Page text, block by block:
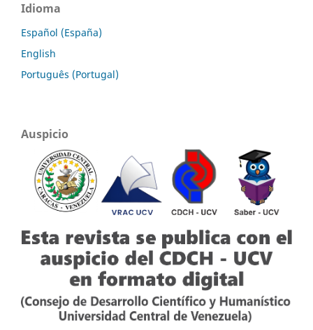
Idioma
Español (España)
English
Português (Portugal)
Auspicio